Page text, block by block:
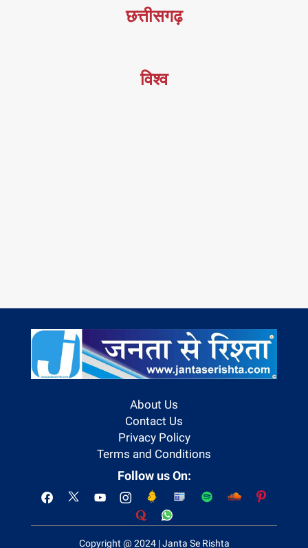
छत्तीसगढ़
विश्व
About Us
Contact Us
Privacy Policy
Terms and Conditions
Follow us On:
Copyright @ 2024 | Janta Se Rishta